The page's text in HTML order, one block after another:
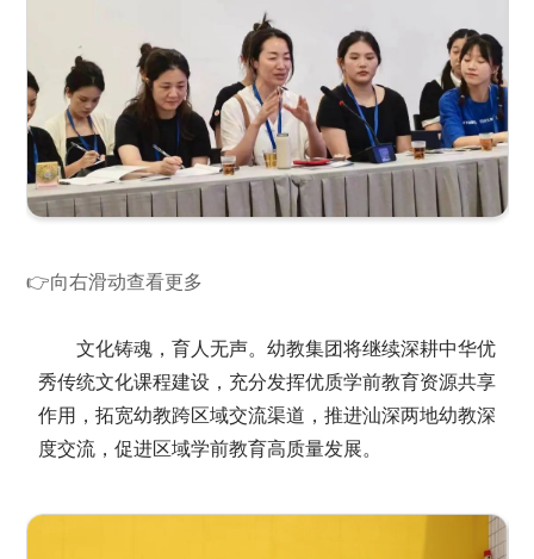
幼儿园在优秀文化传承方面也很好落实了
《指南》的要求，这样的学习不仅有意义也
很有趣很快乐，同时以开放式的自主游戏形
式组织，还极大促进了孩子们社会性的发
展。看得出幼儿对于潮汕文化的学习很深
入、很投入！
深圳市彩田幼儿园教师代表：
从上至下的优雅、从容、放松的氛围，
幼儿各司其职，各自沉浸。在民族舞馆中，
游客在游戏中自然放松地交谈，让我仿佛回
👉向右滑动查看更多
文化铸魂，育人无声。幼教集团将继续深耕中华优
秀传统文化课程建设，充分发挥优质学前教育资源共享
作用，拓宽幼教跨区域交流渠道，推进汕深两地幼教深
度交流，促进区域学前教育高质量发展。